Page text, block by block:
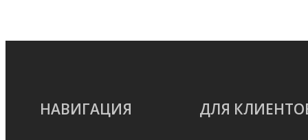
НАВИГАЦИЯ ДЛЯ